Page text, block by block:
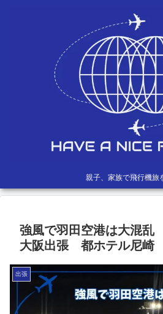
親子、家族で飛行機旅
強風で羽田空港は大混
大阪出張 都ホテル尼崎
出張